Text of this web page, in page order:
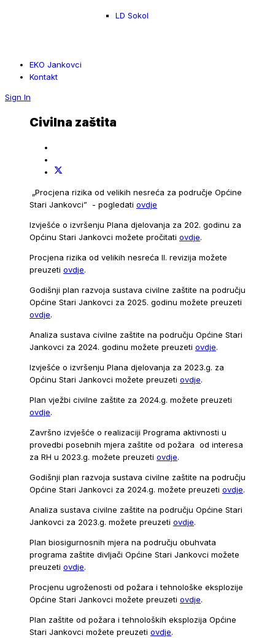
LD Sokol
EKO Jankovci
Kontakt
Sign In
Civilna zaštita
„Procjena rizika od velikih nesreća za područje Općine
Stari Jankovci” - pogledati ovdje
Izvješće o izvršenju Plana djelovanja za 202. godinu za
Općinu Stari Jankovci možete pročitati ovdje.
Procjena rizika od velikih nesreća II. revizija možete
preuzeti ovdje.
Godišnji plan razvoja sustava civilne zaštite na području
Općine Stari Jankovci za 2025. godinu možete preuzeti
ovdje.
Analiza sustava civilne zaštite na području Općine Stari
Jankovci za 2024. godinu možete preuzeti ovdje.
Izvješće o izvršenju Plana djelovanja za 2023.g. za
Općinu Stari Jankovci možete preuzeti ovdje.
Plan vježbi civilne zaštite za 2024.g. možete preuzeti
ovdje.
Završno izvješće o realizaciji Programa aktivnosti u
provedbi posebnih mjera zaštite od požara od interesa
za RH u 2023.g. možete preuzeti ovdje.
Godišnji plan razvoja sustava civilne zaštite na području
Općine Stari Jankovci za 2024.g. možete preuzeti ovdje.
Analiza sustava civilne zaštite na području Općine Stari
Jankovci za 2023.g. možete preuzeti ovdje.
Plan biosigurnosnih mjera na području obuhvata
programa zaštite divljači Općine Stari Jankovci možete
preuzeti ovdje.
Procjenu ugroženosti od požara i tehnološke eksplozije
Općine Stari Jankovci možete preuzeti ovdje.
Plan zaštite od požara i tehnoloških eksplozija Općine
Stari Jankovci možete preuzeti ovdje.